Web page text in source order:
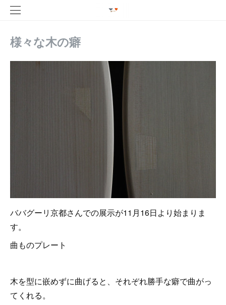
様々な木の癖
ババグーリ京都さんでの展示が11月16日より始まりま
す。
曲ものプレート
木を型に嵌めずに曲げると、それぞれ勝手な癖で曲がっ
てくれる。